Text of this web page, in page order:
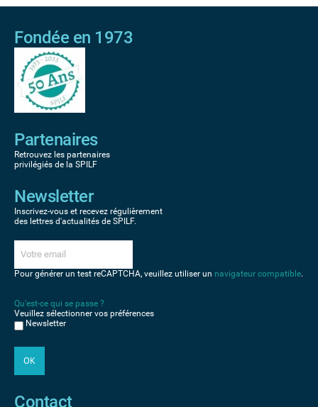
Fondée en 1973
Partenaires
Retrouvez les partenaires
privilégiés de la SPILF
Newsletter
Inscrivez-vous et recevez régulièrement
des lettres d'actualités de SPILF.
Pour générer un test reCAPTCHA, veuillez utiliser un navigateur compatible.
Qu'est-ce qui se passe ?
Veuillez sélectionner vos préférences
Newsletter
Contact